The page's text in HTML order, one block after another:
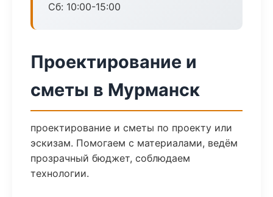
Сб: 10:00-15:00
Проектирование и
сметы в Мурманск
проектирование и сметы по проекту или
эскизам. Помогаем с материалами, ведём
прозрачный бюджет, соблюдаем
технологии.